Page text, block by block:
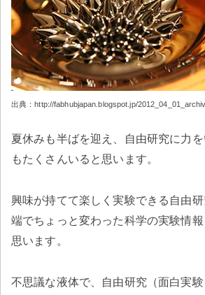
出典：http://fabhubjapan.blogspot.jp/
夏休みも半ばを迎え、自由研究に力
もたくさんいると思います。
興味が持てて楽しく実験できる自由
端でちょっと変わった科学の実験情
思います。
不思議な液体で、自由研究（面白実